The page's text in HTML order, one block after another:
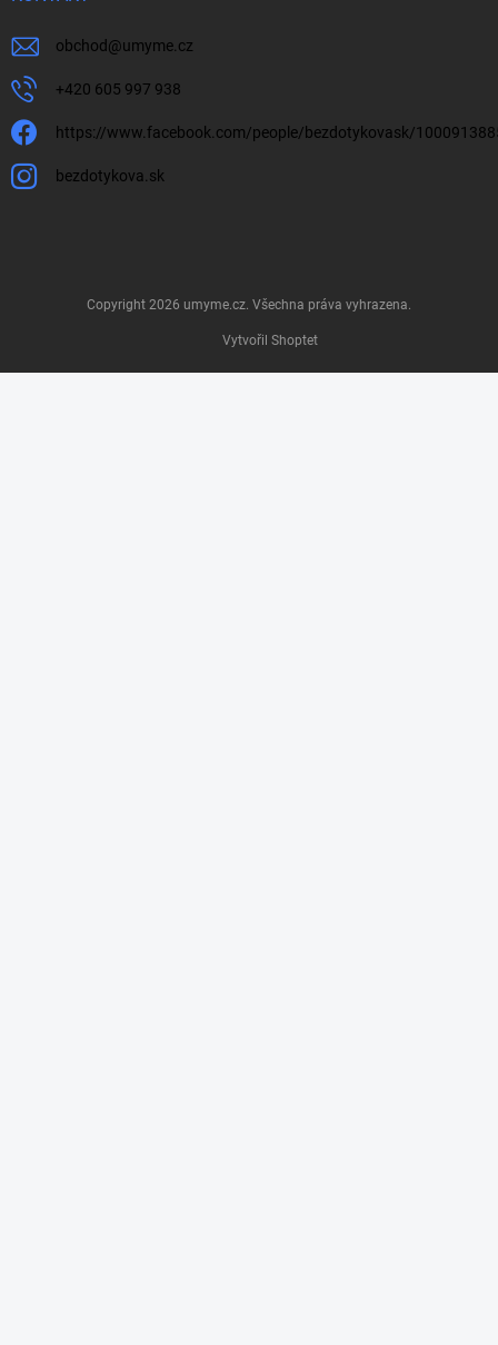
obchod @umyme.cz
+420 605 997 938
https://www.facebook.com/people/bezdotykovask/
bezdotykova.sk
Vytvořil Shoptet
Copyright 2026 umyme.cz. Všechna práva vyhrazena.